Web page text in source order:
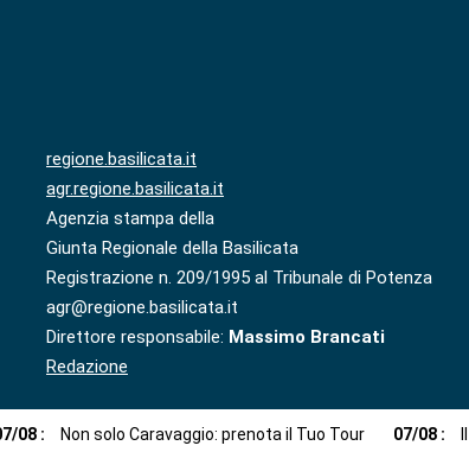
regione.basilicata.it
agr.regione.basilicata.it
Agenzia stampa della
Giunta Regionale della Basilicata
Registrazione n. 209/1995 al Tribunale di Potenza
agr@regione.basilicata.it
Direttore responsabile: Massimo Brancati
Redazione
/08 : Non solo Caravaggio: prenota il Tuo Tour 07/08 :